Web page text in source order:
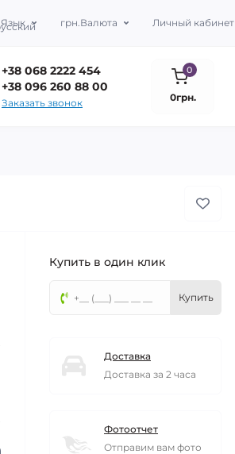
Язык грн.Валюта Личный кабинет
+38 068 2222 454
+38 096 260 88 00
Заказать звонок
0
0грн.
Купить в один клик
Купить
Доставка
Доставка за 2 часа
Фотоотчет
Отправим вам фото